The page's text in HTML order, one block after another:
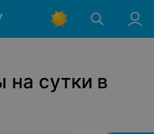
на сутки в